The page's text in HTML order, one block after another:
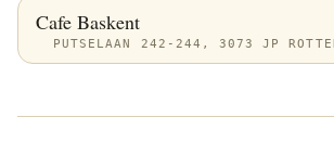
Cafe Baskent